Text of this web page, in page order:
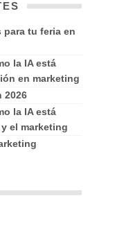
para tu feria en
la IA está
en marketing
2026
la IA está
el marketing